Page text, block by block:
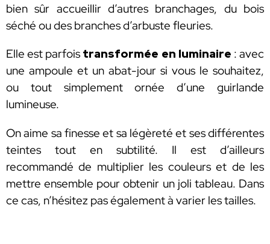
bien sûr accueillir d’autres branchages, du bois
séché ou des branches d’arbuste fleuries.
Elle est parfois transformée en luminaire : avec
une ampoule et un abat-jour si vous le souhaitez,
ou tout simplement ornée d’une guirlande
lumineuse.
On aime sa finesse et sa légèreté et ses différentes
teintes tout en subtilité. Il est d’ailleurs
recommandé de multiplier les couleurs et de les
mettre ensemble pour obtenir un joli tableau. Dans
ce cas, n’hésitez pas également à varier les tailles.